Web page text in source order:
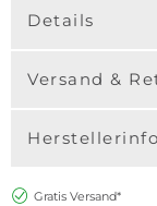
Details
Versand &
Gratis Versand*